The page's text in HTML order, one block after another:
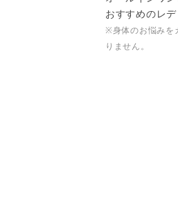
おすすめのレ
※身体のお悩みを
りません。